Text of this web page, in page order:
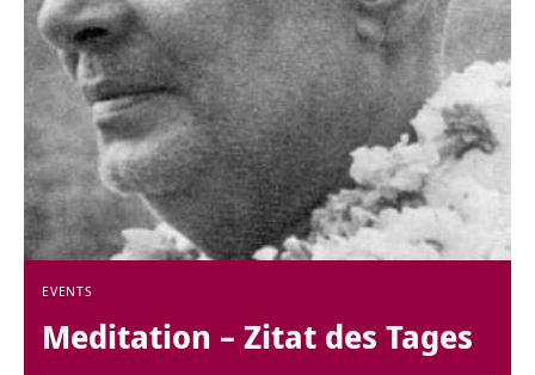
EVENTS
Meditation – Zitat des Tages